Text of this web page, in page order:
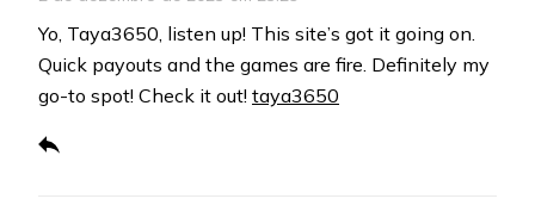
Yo, Taya3650, listen up! This site’s got it going on.
Quick payouts and the games are fire. Definitely my
go-to spot! Check it out! taya3650